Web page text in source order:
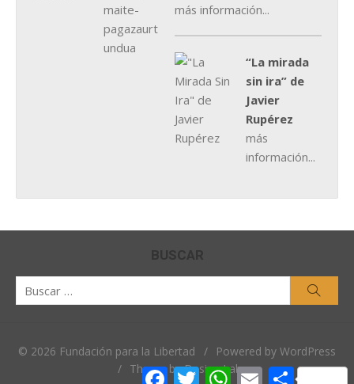
más información...
“La mirada
sin ira” de
Javier
Rupérez
más
información...
BUSCAR
© 2026 Fundación para la Libertad /
Powered by WordPress
/ Theme by Design Lab
Facebook
TwitterWhatsApp
EmailCompartir